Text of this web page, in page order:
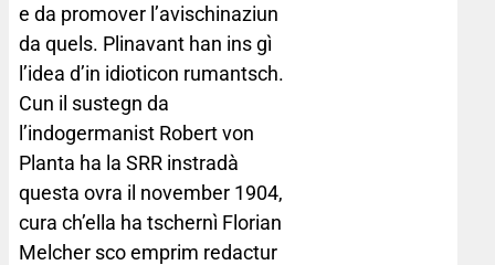
e da promover l’avischinaziun
da quels. Plinavant han ins gì
l’idea d’in idioticon rumantsch.
Cun il sustegn da
l’indogermanist Robert von
Planta ha la SRR instradà
questa ovra il november 1904,
cura ch’ella ha tschernì Florian
Melcher sco emprim redactur